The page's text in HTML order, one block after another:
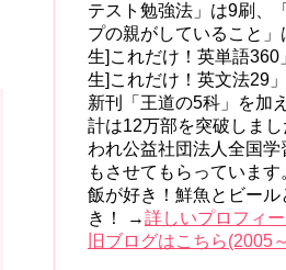
テスト勉強法」は9刷、
プの親がしていること」
生]これだけ！英単語360
生]これだけ！英文法29
新刊「王道の5科」を加
計は12万部を突破しま
われ公益社団法人全国
もさせてもらっています
飯が好き！鮮魚とビー
き！ →詳しいプロフィー
旧ブログはこちら(2005